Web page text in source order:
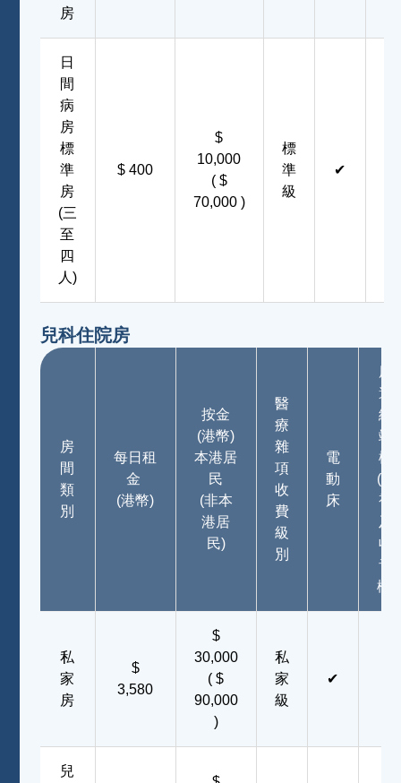
房
日
間
病
房
標
準
房
(三
至
四
人)
$ 400
$
10,000
( $
70,000 )
標
準
級
✔
兒科住院房
房
間
類
別
每日租
金
(港幣)
按金
(港幣)
本港居
民
(非本
港居
民)
醫
療
雜
項
收
費
級
別
電
動
床
床
邊
終
端
機
(電
視
及
收
音
機)
私
家
房
$
3,580
$
30,000
( $
90,000
)
私
家
級
✔
兒